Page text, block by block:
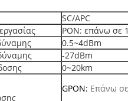
SC/APC
PON: επάνω σε
0.5~4dBm
-27dBm
0~20km
GPON: Επάνω